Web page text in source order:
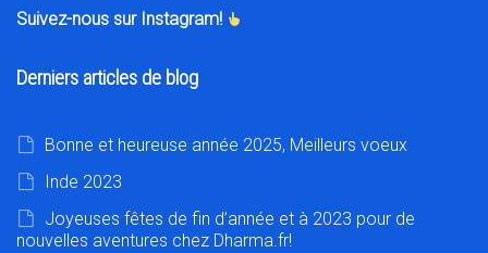
Suivez-nous sur Instagram!
Derniers articles de blog
Bonne et heureuse année 2025, Meilleurs voeux
Inde 2023
Joyeuses fêtes de fin d’année et à 2023 pour de
nouvelles aventures chez Dharma.fr!